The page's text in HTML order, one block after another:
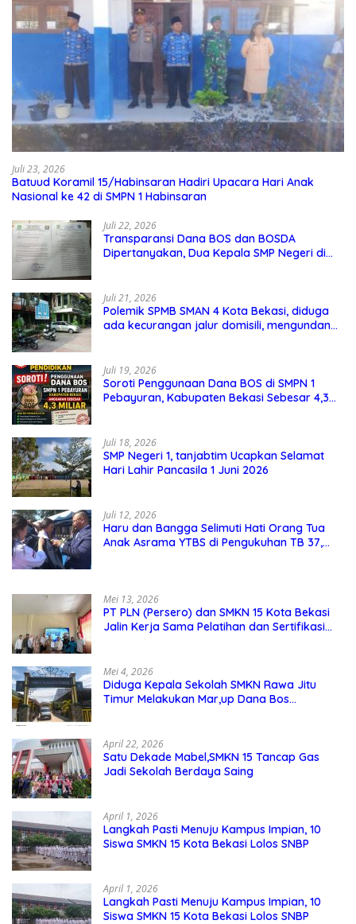
Juli 23, 2026
Batuud Koramil 15/Habinsaran Hadiri Upacara Hari Anak
Nasional ke 42 di SMPN 1 Habinsaran
Juli 22, 2026
Transparansi Dana BOS dan BOSDA
Dipertanyakan, Dua Kepala SMP Negeri di
Juli 21, 2026
Polemik SPMB SMAN 4 Kota Bekasi, diduga
ada kecurangan jalur domisili, mengundang
Juli 19, 2026
Soroti Penggunaan Dana BOS di SMPN 1
Pebayuran, Kabupaten Bekasi Sebesar 4,3
Juli 18, 2026
SMP Negeri 1, tanjabtim Ucapkan Selamat
Hari Lahir Pancasila 1 Juni 2026
Juli 12, 2026
Haru dan Bangga Selimuti Hati Orang Tua
Anak Asrama YTBS di Pengukuhan TB 37,
Mei 13, 2026
PT PLN (Persero) dan SMKN 15 Kota Bekasi
Jalin Kerja Sama Pelatihan dan Sertifikasi
Mei 4, 2026
Diduga Kepala Sekolah SMKN Rawa Jitu
Timur Melakukan Mar,up Dana Bos
April 22, 2026
Satu Dekade Mabel,SMKN 15 Tancap Gas
Jadi Sekolah Berdaya Saing
April 1, 2026
Langkah Pasti Menuju Kampus Impian, 10
Siswa SMKN 15 Kota Bekasi Lolos SNBP
April 1, 2026
Langkah Pasti Menuju Kampus Impian, 10
Siswa SMKN 15 Kota Bekasi Lolos SNBP